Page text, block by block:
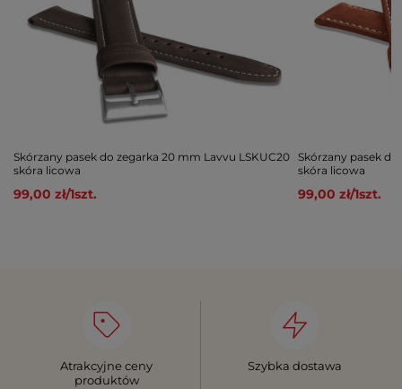
Skórzany pasek do zegarka 20 mm Lavvu LSKUC20
skóra licowa
99,00 zł/1szt.
Skórzany pasek do
skóra licowa
99,00 zł/1szt.
Atrakcyjne ceny
produktów
Szybka dostawa